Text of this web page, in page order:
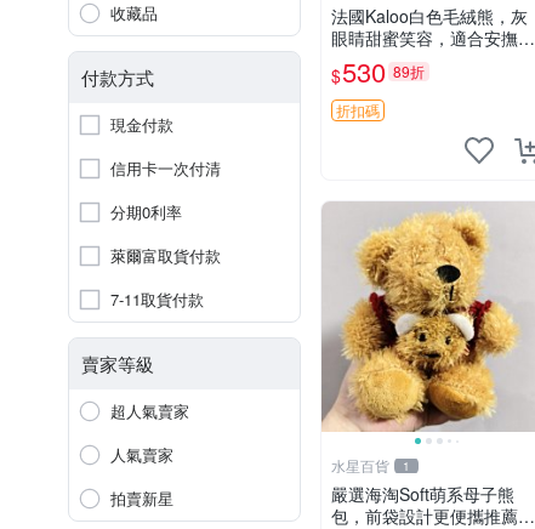
收藏品
付款方式
現金付款
信用卡一次付清
分期0利率
萊爾富取貨付款
7-11取貨付款
賣家等級
超人氣賣家
人氣賣家
拍賣新星
法國Kaloo白色毛絨熊，灰
眼睛甜蜜笑容，適合安撫逗
趣可愛，柔軟面料手感佳。
14 白色安撫熊 毛絨玩具 寶
寶逗樂具
$530 89折
折扣碼
水星百貨 1
嚴選海淘Soft萌系母子熊
包，前袋設計更便攜推薦收